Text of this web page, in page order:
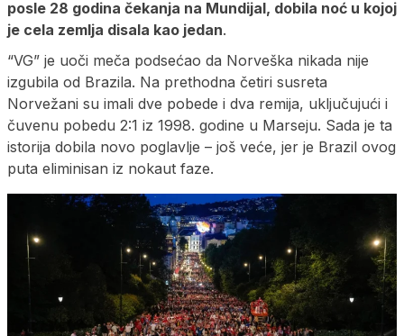
posle 28 godina čekanja na Mundijal, dobila noć u kojoj
je cela zemlja disala kao jedan.
“VG” je uoči meča podsećao da Norveška nikada nije
izgubila od Brazila. Na prethodna četiri susreta
Norvežani su imali dve pobede i dva remija, uključujući i
čuvenu pobedu 2:1 iz 1998. godine u Marseju. Sada je ta
istorija dobila novo poglavlje – još veće, jer je Brazil ovog
puta eliminisan iz nokaut faze.